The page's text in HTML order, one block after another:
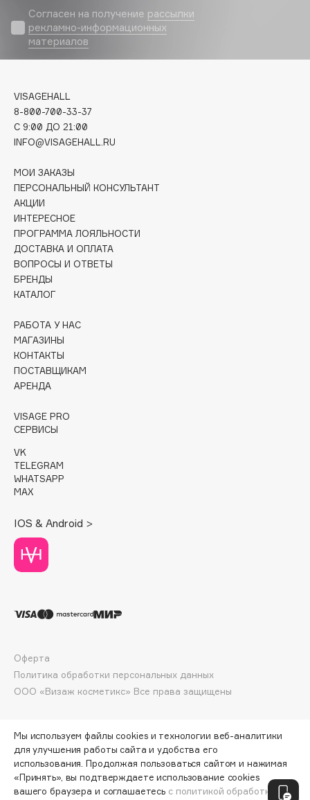
Celimax
Cettua
Chupa Chups
Clarins Precious
Clinique
Clive Christian
Collagenina
Consly
Corimo
CosRX
Cottolina
Crescina
Curaprox
D
DABO
Darphin
Davines
Deonica
Dessange
Dior
Divage
Dorco
Dr. Vranjes Firenze
Dr.Althea
Dr.Ceuracle
DSD de Luxe
Dyson
ПО ЗОЛОТОЙ КАРТЕ: 7200 ₽
Согласен на получение рассылки
рекламно-информационных
материалов
VISAGEHALL
8-800-700-33-37
C 9:00 ДО 21:00
INFO@VISAGEHALL.RU
МОИ ЗАКАЗЫ
ПЕРСОНАЛЬНЫЙ КОНСУЛЬТАНТ
АКЦИИ
ИНТЕРЕСНОЕ
ПРОГРАММА ЛОЯЛЬНОСТИ
ДОСТАВКА И ОПЛАТА
ВОПРОСЫ И ОТВЕТЫ
БРЕНДЫ
КАТАЛОГ
РАБОТА У НАС
МАГАЗИНЫ
КОНТАКТЫ
ПОСТАВЩИКАМ
АРЕНДА
VISAGE PRO
СЕРВИСЫ
VK
TELEGRAM
WHATSAPP
MAX
IOS & Android >
ООО «Визаж косметикс» Все права защищены
Оферта
Политика обработки персональных данных
Мы используем файлы cookies и технологии веб-аналитики
для улучшения работы сайта и удобства его
использования. Продолжая пользоваться сайтом и нажимая
«Принять», вы подтверждаете использование cookies
вашего браузера и соглашаетесь с политикой обработки